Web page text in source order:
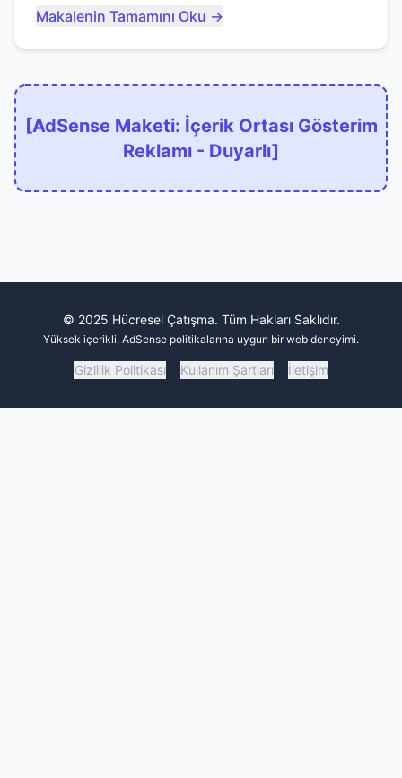
kaçınacağınızı anlatıyor...
Makalenin Tamamını Oku →
[AdSense Maketi: İçerik Ortası Gösterim
Reklamı - Duyarlı]
© 2025 Hücresel Çatışma. Tüm Hakları Saklıdır.
Yüksek içerikli, AdSense politikalarına uygun bir web deneyimi.
Gizlilik Politikası Kullanım Şartları İletişim